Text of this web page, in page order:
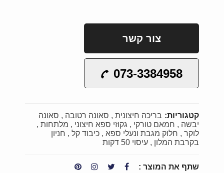
צור קשר
073-3384958
קטגוריות: בריכה חיצונית סאונה רטובה
סאונה
יבשה
חמאם טורקי גקוזי ספא חיצוני
מלתחות
לוקר
חלוק מגבת ונעלי ספא כיבוד קל
חניון
בקרבת המלון
עיסוי 50 דקות
שתף את המוצר :